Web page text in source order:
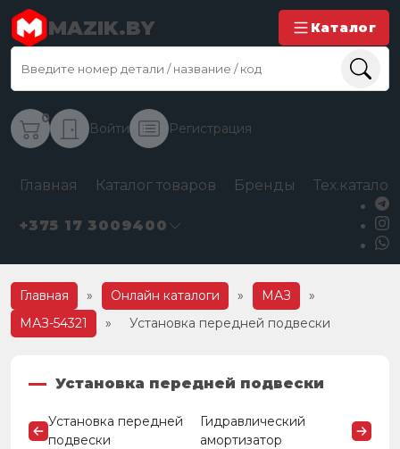
MAZIK.BY Каталог
0
Войти Регистрация
Главная Каталог товаров Бренды
+375 17 3009400
Главная » Онлайн каталоги » МАЗ
»
МАЗ-54321
» Установка передней подвески
Установка передней подвески
Установка передней
подвески
Гидравлический
амортизатор